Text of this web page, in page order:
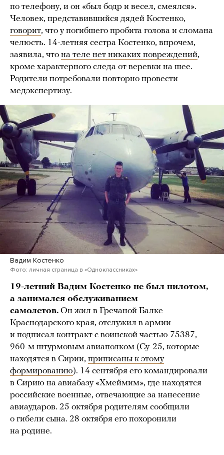
по телефону, и он «был бодр и весел, смеялся».
Человек, представившийся дядей Костенко,
говорит, что у погибшего пробита голова и сломана
челюсть. 14-летняя сестра Костенко, впрочем,
заявила, что на теле нет никаких повреждений,
кроме характерного следа от веревки на шее.
Родители потребовали повторно провести
медэкспертизу.
Вадим Костенко
Фото: личная страница в «Одноклассниках»
19-летний Вадим Костенко не был пилотом,
а занимался обслуживанием
самолетов. Он жил в Гречаной Балке
Краснодарского края, отслужил в армии
и подписал контракт с воинской частью 75387,
960-м штурмовым авиаполком (Су-25, которые
находятся в Сирии, приписаны к этому
формированию). 14 сентября его командировали
в Сирию на авиабазу «Хмеймим», где находятся
российские военные, отвечающие за нанесение
авиаударов. 25 октября родителям сообщили
о гибели сына. 28 октября его похоронили
на родине.